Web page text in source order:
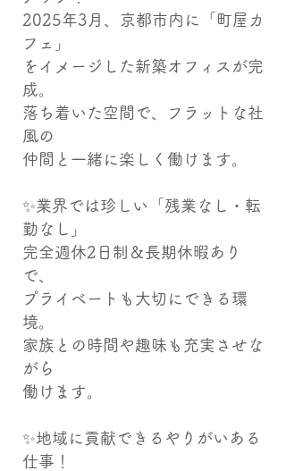
2025年3月、京都市内に「町屋カ
フェ」
をイメージした新築オフィスが完
成。
落ち着いた空間で、フラットな社
風の
仲間と一緒に楽しく働けます。
✨業界では珍しい「残業なし・転
勤なし」
完全週休2日制＆長期休暇あり
で、
プライベートも大切にできる環
境。
家族との時間や趣味も充実させな
がら
働けます。
✨地域に貢献できるやりがいある
仕事！